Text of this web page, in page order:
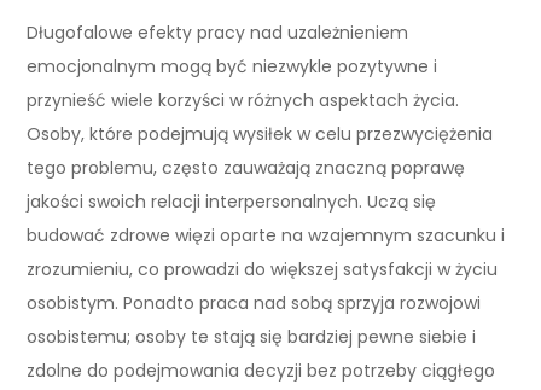
Długofalowe efekty pracy nad uzależnieniem
emocjonalnym mogą być niezwykle pozytywne i
przynieść wiele korzyści w różnych aspektach życia.
Osoby, które podejmują wysiłek w celu przezwyciężenia
tego problemu, często zauważają znaczną poprawę
jakości swoich relacji interpersonalnych. Uczą się
budować zdrowe więzi oparte na wzajemnym szacunku i
zrozumieniu, co prowadzi do większej satysfakcji w życiu
osobistym. Ponadto praca nad sobą sprzyja rozwojowi
osobistemu; osoby te stają się bardziej pewne siebie i
zdolne do podejmowania decyzji bez potrzeby ciągłego